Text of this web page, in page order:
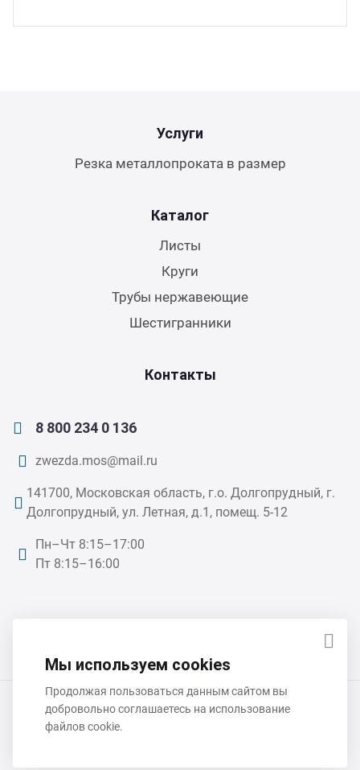
Услуги
Резка металлопроката в размер
Каталог
Листы
Круги
Трубы нержавеющие
Шестигранники
Контакты
8 800 234 0 136
zwezda.mos@mail.ru
141700, Московская область, г.о. Долгопрудный, г.
Долгопрудный, ул. Летная, д.1, помещ. 5-12
Пн–Чт 8:15–17:00
Пт 8:15–16:00
ООО «Звезда» 2026 © Все права защищены
Мы используем cookies
Продолжая пользоваться данным сайтом вы
добровольно соглашаетесь на использование
файлов cookie.